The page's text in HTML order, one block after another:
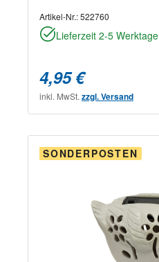
Artikel-Nr.:522760
Lieferzeit 2-5 Werktage
4,95 €
inkl. MwSt. zzgl. Versand
SONDERPOSTEN